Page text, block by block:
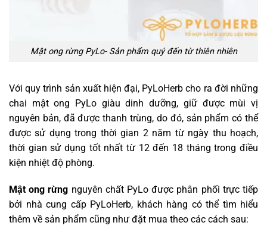
Mật ong rừng PyLo- Sản phẩm quý đến từ thiên nhiên
Với quy trình sản xuất hiện đại, PyLoHerb cho ra đời những
chai mật ong PyLo giàu dinh dưỡng, giữ được mùi vị
nguyên bản, đã được thanh trùng, do đó, sản phẩm có thể
được sử dụng trong thời gian 2 năm từ ngày thu hoạch,
thời gian sử dụng tốt nhất từ 12 đến 18 tháng trong điều
kiện nhiệt độ phòng.
Mật ong rừng nguyên chất PyLo được phân phối trực tiếp
bởi nhà cung cấp PyLoHerb, khách hàng có thể tìm hiểu
thêm về sản phẩm cũng như đặt mua theo các cách sau: